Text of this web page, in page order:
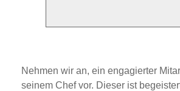
Nehmen wir an, ein engagierter
seinem Chef vor. Dieser ist